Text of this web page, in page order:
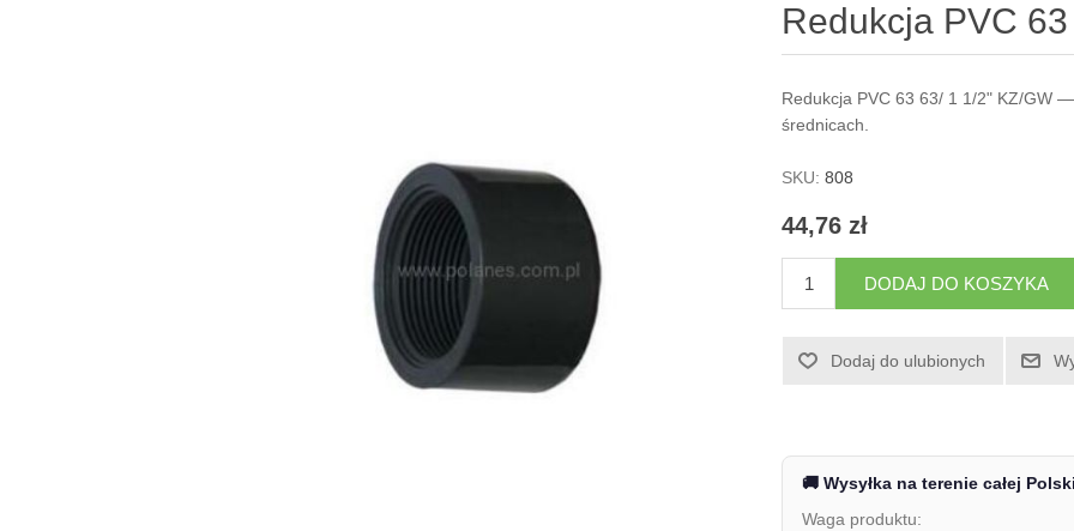
Redukcja PVC
Redukcja PVC 63 63/ 1 1/2" KZ/GW
średnicach.
SKU: 808
44,76 zł
DODAJ DO KOSZYKA
Dodaj do ulubionych
🚚 Wysyłka na terenie całej
Waga produktu: